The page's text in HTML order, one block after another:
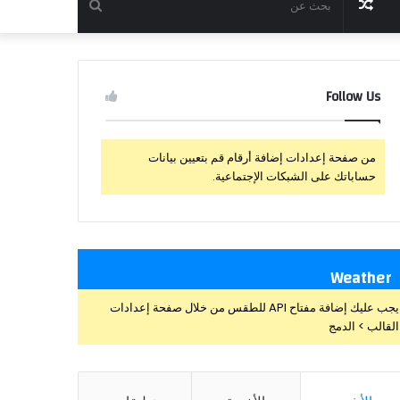
عن
مقال
عشوائي
Follow Us
من صفحة إعدادات إضافة أرقام قم بتعيين بيانات
حساباتك على الشبكات الإجتماعية.
Weather
يجب عليك إضافة مفتاح API للطقس من خلال صفحة إعدادات
القالب > الدمج